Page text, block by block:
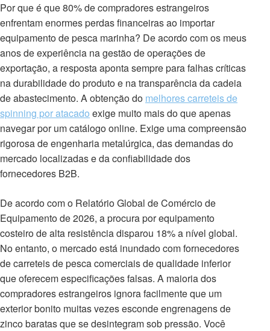
Por que é que 80% de compradores estrangeiros
enfrentam enormes perdas financeiras ao importar
equipamento de pesca marinha? De acordo com os meus
anos de experiência na gestão de operações de
exportação, a resposta aponta sempre para falhas críticas
na durabilidade do produto e na transparência da cadeia
de abastecimento. A obtenção do melhores carreteis de
spinning por atacado exige muito mais do que apenas
navegar por um catálogo online. Exige uma compreensão
rigorosa de engenharia metalúrgica, das demandas do
mercado localizadas e da confiabilidade dos
fornecedores B2B.
De acordo com o Relatório Global de Comércio de
Equipamento de 2026, a procura por equipamento
costeiro de alta resistência disparou 18% a nível global.
No entanto, o mercado está inundado com fornecedores
de carreteis de pesca comerciais de qualidade inferior
que oferecem especificações falsas. A maioria dos
compradores estrangeiros ignora facilmente que um
exterior bonito muitas vezes esconde engrenagens de
zinco baratas que se desintegram sob pressão. Você